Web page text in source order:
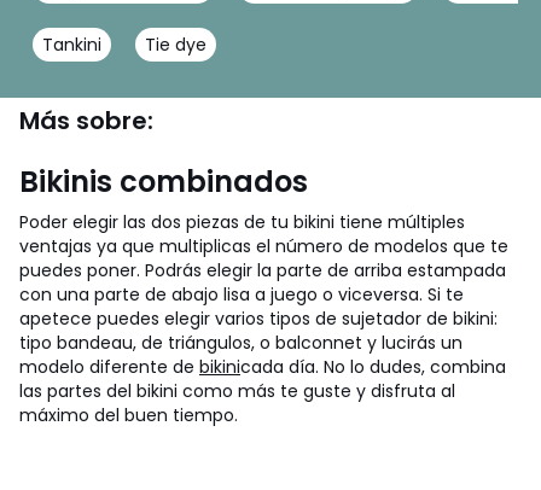
Tankini Tie dye
Más sobre:
Bikinis combinados
Poder elegir las dos piezas de tu bikini tiene múltiples
ventajas ya que multiplicas el número de modelos que te
puedes poner. Podrás elegir la parte de arriba estampada
con una parte de abajo lisa a juego o viceversa. Si te
apetece puedes elegir varios tipos de sujetador de bikini:
tipo bandeau, de triángulos, o balconnet y lucirás un
modelo diferente de bikinicada día. No lo dudes, combina
las partes del bikini como más te guste y disfruta al
máximo del buen tiempo.